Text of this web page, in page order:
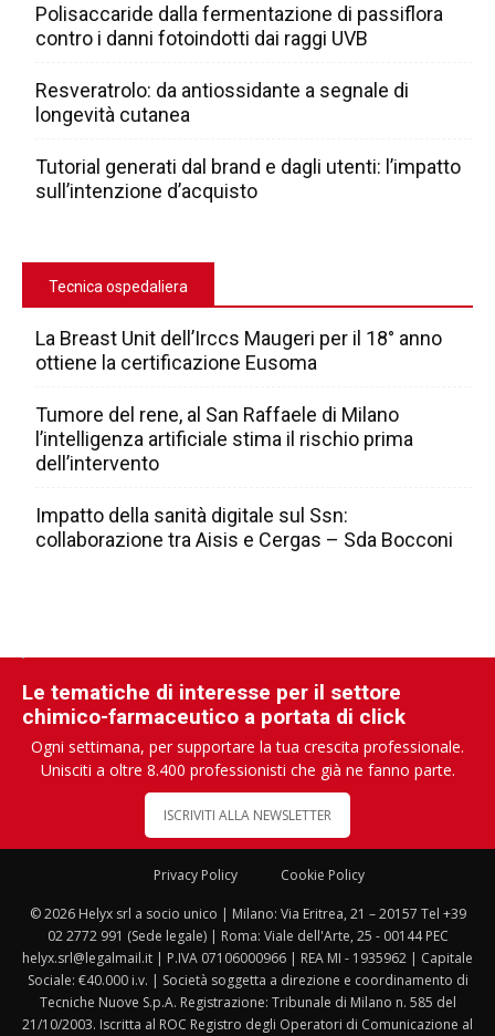
Polisaccaride dalla fermentazione di passiflora
contro i danni fotoindotti dai raggi UVB
Resveratrolo: da antiossidante a segnale di
longevità cutanea
Tutorial generati dal brand e dagli utenti: l’impatto
sull’intenzione d’acquisto
Tecnica ospedaliera
La Breast Unit dell’Irccs Maugeri per il 18° anno
ottiene la certificazione Eusoma
Tumore del rene, al San Raffaele di Milano
l’intelligenza artificiale stima il rischio prima
dell’intervento
Impatto della sanità digitale sul Ssn:
collaborazione tra Aisis e Cergas – Sda Bocconi
Le tematiche di interesse per il settore
chimico-farmaceutico a portata di click
Ogni settimana, per supportare la tua crescita professionale.
Unisciti a oltre 8.400 professionisti che già ne fanno parte.
ISCRIVITI ALLA NEWSLETTER
Privacy Policy Cookie Policy
© 2026 Helyx srl a socio unico | Milano: Via Eritrea, 21 – 20157 Tel +39
02 2772 991 (Sede legale) | Roma: Viale dell'Arte, 25 - 00144 PEC
helyx.srl@legalmail.it | P.IVA 07106000966 | REA MI - 1935962 | Capitale
Sociale: €40.000 i.v. | Società soggetta a direzione e coordinamento di
Tecniche Nuove S.p.A. Registrazione: Tribunale di Milano n. 585 del
21/10/2003. Iscritta al ROC Registro degli Operatori di Comunicazione al